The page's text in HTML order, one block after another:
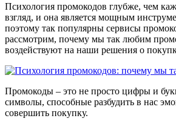
Психология промокодов глубже, чем
взгляд, и она является мощным
поэтому так популярны сервисы
рассмотрим, почему мы так любим
воздействуют на наши решения о
Промокоды – это не просто цифры и
символы, способные разбудить в нас
совершить покупку.